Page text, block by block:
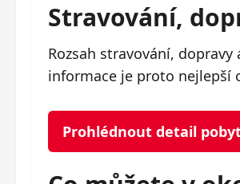
Stravování,
Rozsah stravování,
informace je proto nejlepší
Prohlédnout detail